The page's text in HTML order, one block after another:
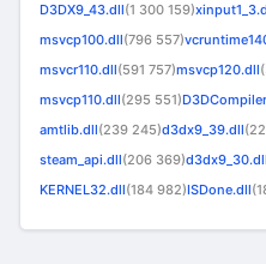
D3DX9_43.dll(1 300 159)
msvcp100.dll(796 557)
msvcr110.dll(591 757)msvcp120.dll
msvcp110.dll(295 551)
amtlib.dll(239 245)d3dx9_39.dll
steam_api.dll(206 369)d3dx9_30.dll
KERNEL32.dll(184 982)ISDone.dll